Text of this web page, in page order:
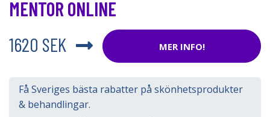
MENTOR ONLINE
1620 SEK
MER INFO!
Få Sveriges bästa rabatter på skönhetsprodukter
& behandlingar.